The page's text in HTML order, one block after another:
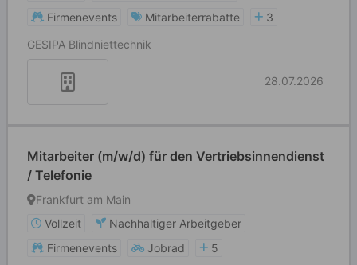
Firmenevents
Mitarbeiterrabatte
3
GESIPA Blindniettechnik
28.07.2026
Mitarbeiter (m/w/d) für den Vertriebsinnendienst
/ Telefonie
Frankfurt am Main
Vollzeit
Nachhaltiger Arbeitgeber
Firmenevents
Jobrad 5